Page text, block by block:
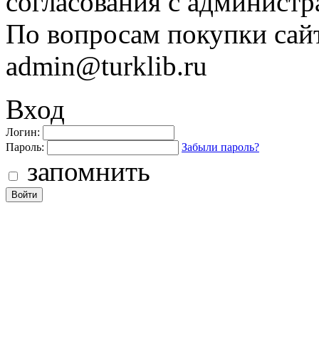
По вопросам покупки
admin@turklib.ru
Вход
Логин:
Пароль:
Забыли пароль?
запомнить